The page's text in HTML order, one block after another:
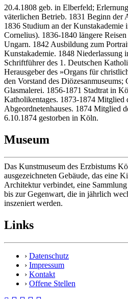
20.4.1808 geb. in Elberfeld;
väterlichen Betrieb. 1831 Beginn der
1836 Studium an der Kunstakademie
Cornelius). 1836-1840 längere
Ungarn. 1842 Ausbildung zum
Kunstakademie. 1848 Niederlassung
Schriftführer des 1. Deutschen
Herausgeber des »Organs für
den Vorstand des
Glasmalerei. 1856-1871 Stadtrat in
Katholikentages. 1873-1874 Mitglied
Abgeordnetenhauses. 1874 Mitglied
6.10.1874 gestorben in Köln.
Museum
Das Kunstmuseum des Erzbistums
ausgezeichneten Gebäude, das eine
Architektur verbindet, eine
bis zur Gegenwart, die in jährlich
inszeniert werden.
Links
› Datenschutz
› Impressum
› Kontakt
› Offene Stellen